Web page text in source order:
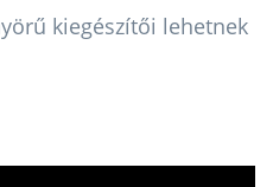
kiegészítői lehetnek